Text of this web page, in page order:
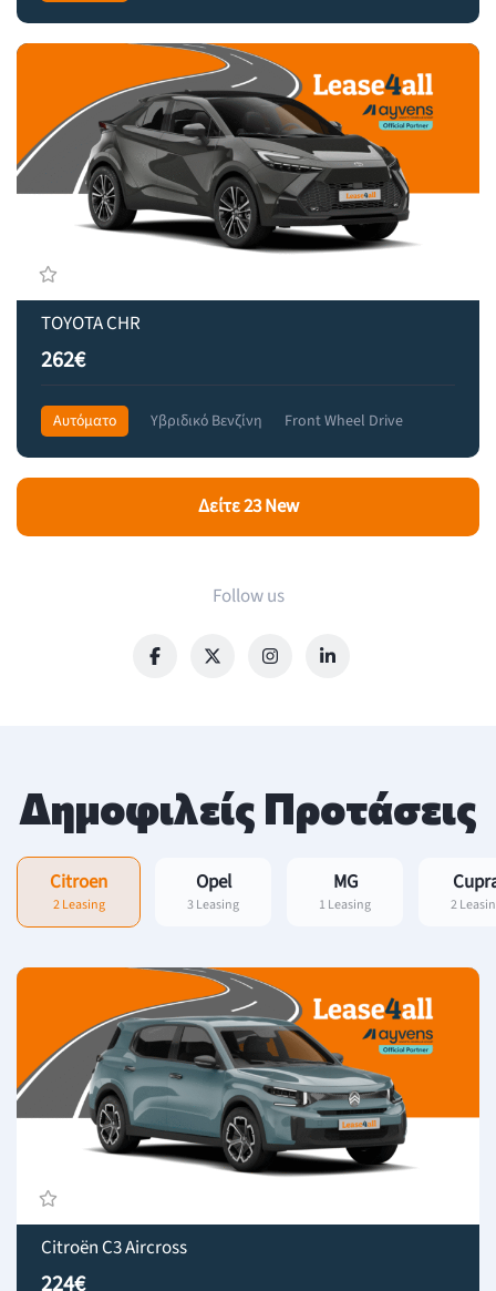
TOYOTA CHR
262€
Αυτόματο Υβριδικό Βενζίνη
Front Wheel Drive
355€
Follow us
Δείτε 23 New
Δημοφιλείς Προτάσεις
Citroen
2 Leasing
Opel
3 Leasing
MG
1 Leasing 2
Citroën C3 Aircross
224€